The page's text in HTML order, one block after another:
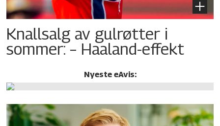
Knallsalg av gulrøtter i
sommer: – Haaland-effekt
Nyeste eAvis: